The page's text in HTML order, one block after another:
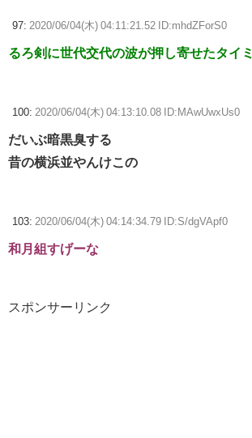
97: 2020/06/04(木) 04:11:21.52 ID:mhdZForS0
るろ剣に世代交代の波が押し寄せたタイ
100: 2020/06/04(木) 04:13:10.08 ID:MAwUwxUs0
だいぶ暗黒臭する
昔の横浜並やんけこの
103: 2020/06/04(木) 04:14:34.79 ID:S/dgVApf0
和月組すげーな
スポンサーリンク